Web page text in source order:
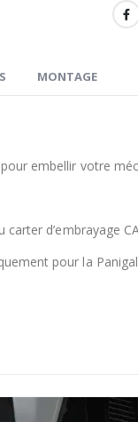
MONTAGE
embellir votre
d’embrayage
pour la